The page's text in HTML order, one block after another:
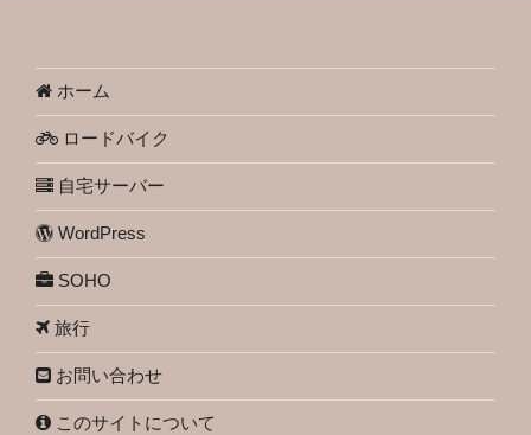
ホーム
ロードバイク
自宅サーバー
WordPress
SOHO
旅行
お問い合わせ
このサイトについて